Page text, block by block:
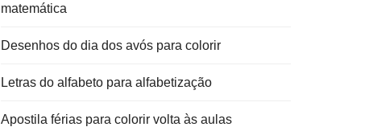
matemática
Desenhos do dia dos avós para colorir
Letras do alfabeto para alfabetização
Apostila férias para colorir volta às aulas